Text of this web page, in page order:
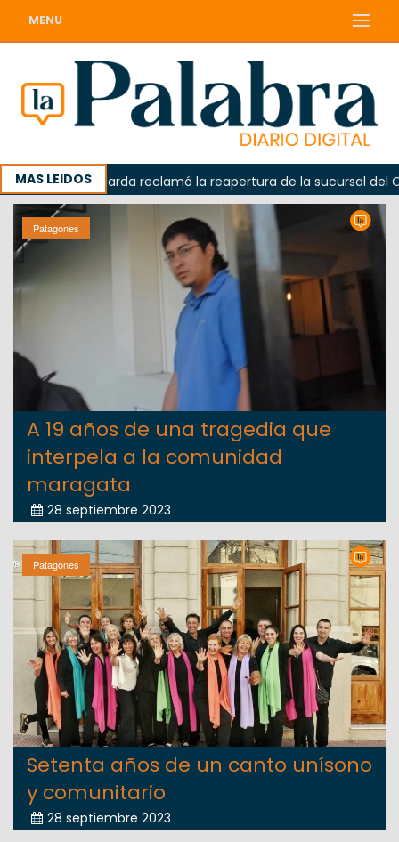
MENU
MAS LEIDOSOdarda reclamó la reapertura de la sucursal del
Patagones
A 19 años de una tragedia que
interpela a la comunidad
maragata
28 septiembre 2023
Patagones
Setenta años de un canto unísono
y comunitario
28 septiembre 2023